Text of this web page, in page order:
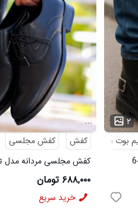
۲
بوت مردانه
...
کفش
کفش مجلسی
6328
۶۸۸,۰۰۰ تومان
خرید سریع